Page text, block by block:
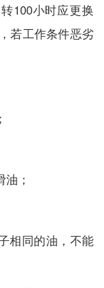
100小时应更换
若工作条件恶劣
；
相同的油，不能